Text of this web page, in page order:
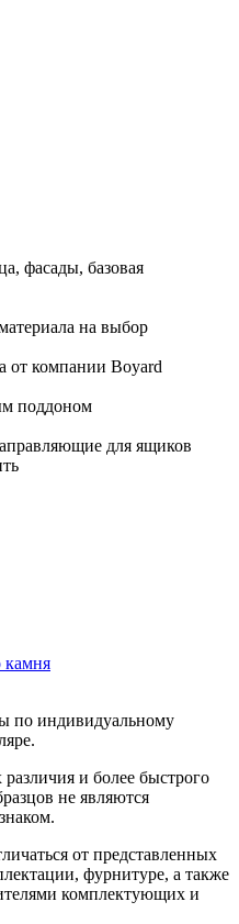
фасады, базовая
на выбор
от компании Boyard
поддоном
для ящиков
камня
по индивидуальному
и более быстрого
не являются
от представленных
фурнитуре, а также
комплектующих и